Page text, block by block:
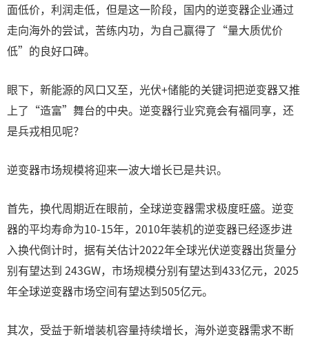
面低价，利润走低，但是这一阶段，国内的逆变器企业通过
走向海外的尝试，苦练内功，为自己赢得了“量大质优价
低”的良好口碑。
眼下，新能源的风口又至，光伏+储能的关键词把逆变器又推
上了“造富”舞台的中央。逆变器行业究竟会有福同享，还
是兵戎相见呢？
逆变器市场规模将迎来一波大增长已是共识。
首先，换代周期近在眼前，全球逆变器需求极度旺盛。逆变
器的平均寿命为10-15年，2010年装机的逆变器已经逐步进
入换代倒计时，据有关估计2022年全球光伏逆变器出货量分
别有望达到 243GW，市场规模分别有望达到433亿元，2025
年全球逆变器市场空间有望达到505亿元。
其次，受益于新增装机容量持续增长，海外逆变器需求不断